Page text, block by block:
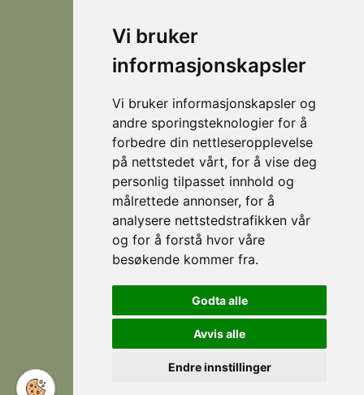
Vi bruker
informasjonskapsler
Vi bruker informasjonskapsler og
andre sporingsteknologier for å
forbedre din nettleseropplevelse
på nettstedet vårt, for å vise deg
personlig tilpasset innhold og
målrettede annonser, for å
analysere nettstedstrafikken vår
og for å forstå hvor våre
besøkende kommer fra.
Godta alle
Avvis alle
Endre innstillinger
destination
that
offers
hiking
during
the
summer,
and
which
is an
eldorado
for
skiing
during
winter.
Locations
Koie
Stranda
Strandafjellet
Follow
us
Facebook
Instagram
Stranda
Horn Media